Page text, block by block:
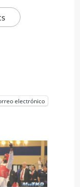
electrónico